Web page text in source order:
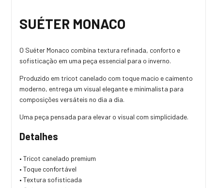
SUÉTER MONACO
O Suéter Monaco combina textura refinada, conforto e
sofisticação em uma peça essencial para o inverno.
Produzido em tricot canelado com toque macio e caimento
moderno, entrega um visual elegante e minimalista para
composições versáteis no dia a dia.
Uma peça pensada para elevar o visual com simplicidade.
Detalhes
• Tricot canelado premium
• Toque confortável
• Textura sofisticada